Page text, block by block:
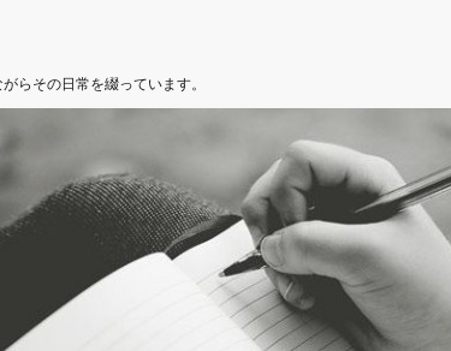
らその日常を綴っています。